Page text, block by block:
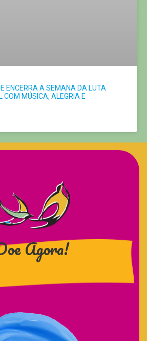
ENCERRA A SEMANA DA LUTA
MÚSICA, ALEGRIA E
Agora!